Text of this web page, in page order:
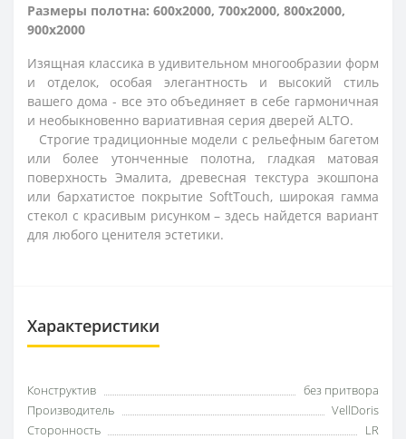
Размеры полотна: 600x2000, 700x2000, 800x2000,
900x2000
Изящная классика в удивительном многообразии форм
и отделок, особая элегантность и высокий стиль
вашего дома - все это объединяет в себе гармоничная
и необыкновенно вариативная серия дверей ALTO.
Строгие традиционные модели с рельефным багетом
или более утонченные полотна, гладкая матовая
поверхность Эмалита, древесная текстура экошпона
или бархатистое покрытие SoftTouch, широкая гамма
стекол с красивым рисунком – здесь найдется вариант
для любого ценителя эстетики.
Характеристики
Конструктив
без притвора
Производитель
VellDoris
Сторонность
LR